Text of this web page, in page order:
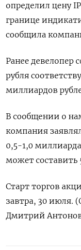
определил цену
границе
сообщила
Ранее девелопер
рубля
миллиардов
В сообщении о
компания
0,5-1,0
может составить
Старт торгов
завтра, 30 июля.
Дмитрий